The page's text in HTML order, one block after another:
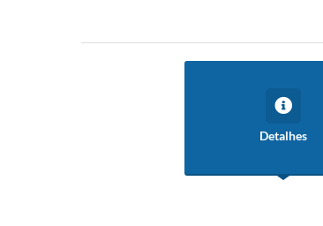
Detalhes